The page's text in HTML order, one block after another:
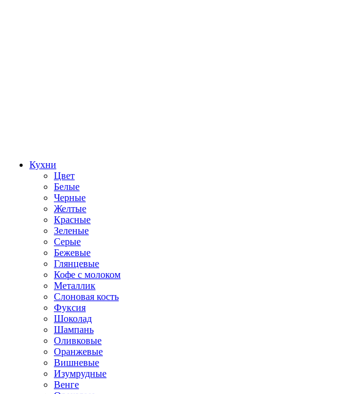
Кухни
Цвет
Белые
Черные
Желтые
Красные
Зеленые
Серые
Бежевые
Глянцевые
Кофе с молоком
Металлик
Слоновая кость
Фуксия
Шоколад
Шампань
Оливковые
Оранжевые
Вишневые
Изумрудные
Венге